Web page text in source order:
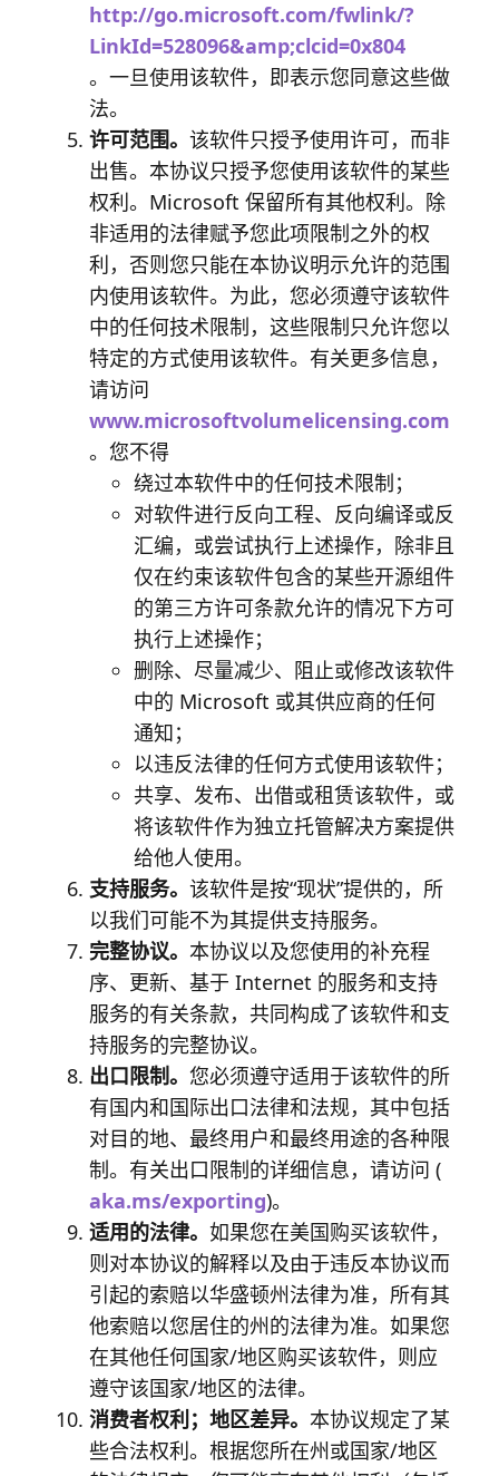
http://go.microsoft.com/fwlink/?
LinkId=528096&amp;clcid=0x804
。一旦使用该软件，即表示您同意这些做
法。
许可范围。 该软件只授予使用许可，而非
出售。本协议只授予您使用该软件的某些
权利。Microsoft 保留所有其他权利。除
非适用的法律赋予您此项限制之外的权
利，否则您只能在本协议明示允许的范围
内使用该软件。为此，您必须遵守该软件
中的任何技术限制，这些限制只允许您以
特定的方式使用该软件。有关更多信息，
请访问
www.microsoftvolumelicensing.com
。您不得
绕过本软件中的任何技术限制；
对软件进行反向工程、反向编译或反
汇编，或尝试执行上述操作，除非且
仅在约束该软件包含的某些开源组件
的第三方许可条款允许的情况下方可
执行上述操作；
删除、尽量减少、阻止或修改该软件
中的 Microsoft 或其供应商的任何
通知；
以违反法律的任何方式使用该软件；
共享、发布、出借或租赁该软件，或
将该软件作为独立托管解决方案提供
给他人使用。
支持服务。 该软件是按“现状”提供的，所
以我们可能不为其提供支持服务。
完整协议。 本协议以及您使用的补充程
序、更新、基于 Internet 的服务和支持
服务的有关条款，共同构成了该软件和支
持服务的完整协议。
出口限制。 您必须遵守适用于该软件的所
有国内和国际出口法律和法规，其中包括
对目的地、最终用户和最终用途的各种限
制。有关出口限制的详细信息，请访问 (
aka.ms/exporting)。
适用的法律。 如果您在美国购买该软件，
则对本协议的解释以及由于违反本协议而
引起的索赔以华盛顿州法律为准，所有其
他索赔以您居住的州的法律为准。如果您
在其他任何国家/地区购买该软件，则应
遵守该国家/地区的法律。
消费者权利；地区差异。 本协议规定了某
些合法权利。根据您所在州或国家/地区